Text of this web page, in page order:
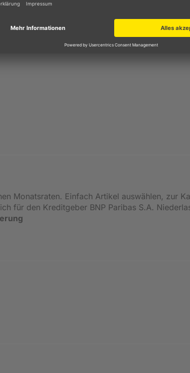
Monatsraten. Einfach Artikel auswählen, zur
für den Kreditgeber BNP Paribas S.A.